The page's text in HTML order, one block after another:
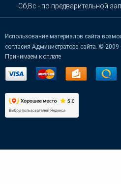
Сб,Вс - по предварительной
Использование материалов сайта
согласия Администратора сайта. ©
Принимаем к оплате